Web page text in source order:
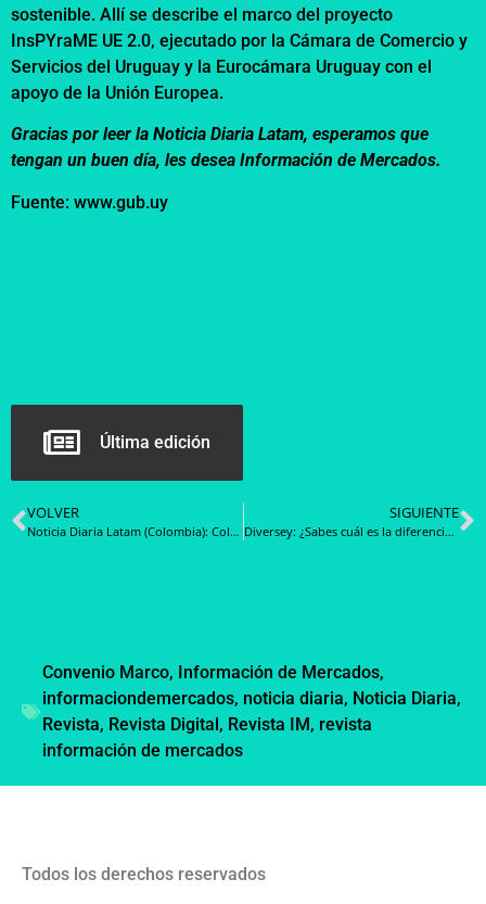
sostenible. Allí se describe el marco del proyecto
InsPYraME UE 2.0, ejecutado por la Cámara de Comercio y
Servicios del Uruguay y la Eurocámara Uruguay con el
apoyo de la Unión Europea.
Gracias por leer la Noticia Diaria Latam, esperamos que
tengan un buen día, les desea Información de Mercados.
Fuente: www.gub.uy
Última edición
VOLVER
Noticia Diaria Latam (Colombia): Colombia Compra Eficiente se reúne con emprendedores y pequeños empresarios del sector textil para revisar la primera versión del Acuerdo Marco de Precios de Confecciones y Calzado, además del AMP de Intendencia versión III
SIGUIENTE
Diversey: ¿Sabes cuál es la diferencia entre Desinfección y Sanitización?
Convenio Marco, Información de Mercados,
informaciondemercados, noticia diaria, Noticia Diaria,
Revista, Revista Digital, Revista IM, revista
información de mercados
Todos los derechos reservados